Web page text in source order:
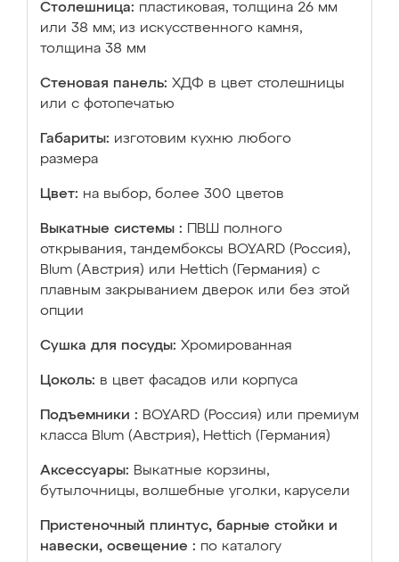
Столешница: пластиковая, толщина 26 мм
или 38 мм; из искусственного камня,
толщина 38 мм
Стеновая панель: ХДФ в цвет столешницы
или с фотопечатью
Габариты: изготовим кухню любого
размера
Цвет: на выбор, более 300 цветов
Выкатные системы :
ПВШ полного
открывания, тандембоксы BOYARD (Россия),
Blum (Австрия) или Hettich (Германия) с
плавным закрыванием дверок или без этой
опции
Сушка для посуды: Хромированная
Цоколь: в цвет фасадов или корпуса
Подъемники : BOYARD (Россия) или премиум
класса Blum (Австрия), Hettich (Германия)
Аксессуары: Выкатные корзины,
бутылочницы, волшебные уголки, карусели
Пристеночный плинтус, барные стойки и
навески, освещение : по каталогу